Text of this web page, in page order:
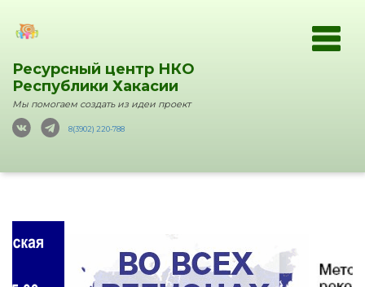
Ресурсный центр НКО
Республики Хакасии
Мы помогаем создать из идеи проект
8(3902) 220-788